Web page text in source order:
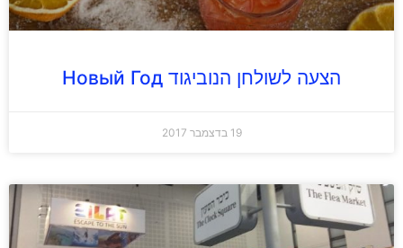
הצעה לשולחן הנוביגוד Новый Год
19 בדצמבר 2017